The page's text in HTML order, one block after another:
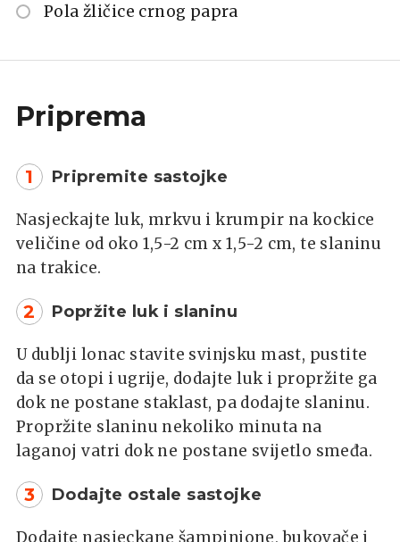
Pola žličice crnog papra
Priprema
1 Pripremite sastojke
Nasjeckajte luk, mrkvu i krumpir na kockice
veličine od oko 1,5-2 cm x 1,5-2 cm, te slaninu
na trakice.
2 Popržite luk i slaninu
U dublji lonac stavite svinjsku mast, pustite
da se otopi i ugrije, dodajte luk i propržite ga
dok ne postane staklast, pa dodajte slaninu.
Propržite slaninu nekoliko minuta na
laganoj vatri dok ne postane svijetlo smeđa.
3 Dodajte ostale sastojke
Dodajte nasjeckane šampinjone, bukovače i